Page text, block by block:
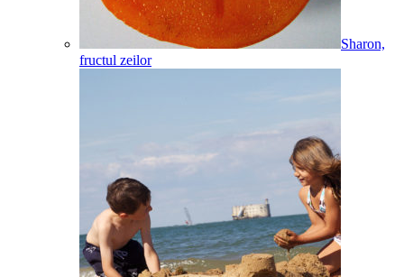
Sharon,
fructul zeilor